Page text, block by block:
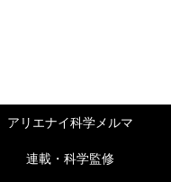
アリエナイ科学メルマ
連載・科学監修